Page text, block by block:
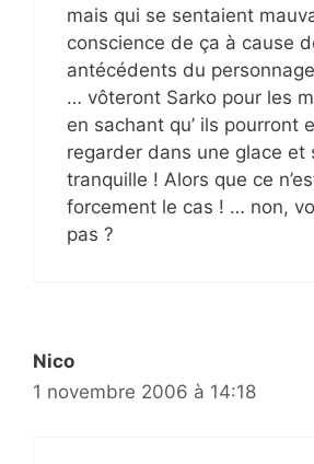
mais qui se sentaient
conscience de ça à cause
antécédents du
… vôteront Sarko pour les
en sachant qu’ ils pourront
regarder dans une glace et
tranquille ! Alors que ce
forcement le cas ! … non,
pas ?
Nico
1 novembre 2006 à 14:18